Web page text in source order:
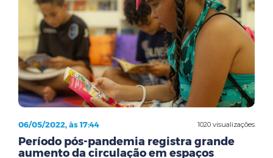
1020 visualizações
06/05/2022, às 17:44
Período pós-pandemia registra grande
aumento da circulação em espaços